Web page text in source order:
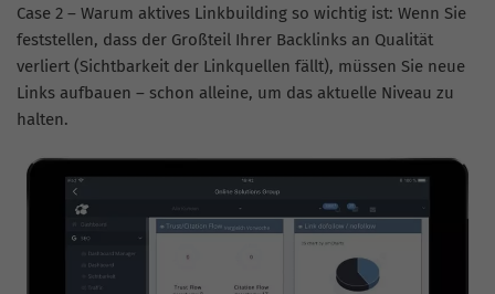
Case 2 – Warum aktives Linkbuilding so wichtig ist: Wenn Sie
feststellen, dass der Großteil Ihrer Backlinks an Qualität
verliert (Sichtbarkeit der Linkquellen fällt), müssen Sie neue
Links aufbauen – schon alleine, um das aktuelle Niveau zu
halten.